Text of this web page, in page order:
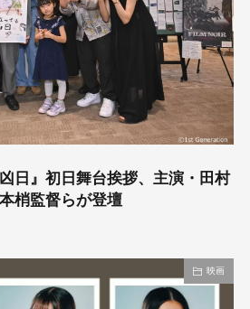
日』初日舞台挨拶、主演・田村
梢監督らが登壇
映画